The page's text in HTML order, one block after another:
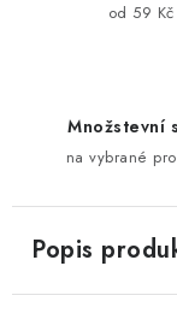
od 59 Kč
Množstevní
na vybrané
Popis